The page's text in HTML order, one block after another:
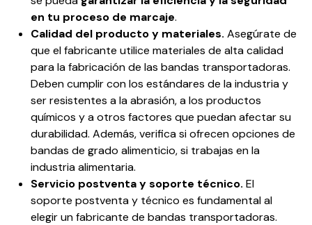
en tu proceso de marcaje.
Calidad del producto y materiales. Asegúrate de
que el fabricante utilice materiales de alta calidad
para la fabricación de las bandas transportadoras.
Deben cumplir con los estándares de la industria y
ser resistentes a la abrasión, a los productos
químicos y a otros factores que puedan afectar su
durabilidad. Además, verifica si ofrecen opciones de
bandas de grado alimenticio, si trabajas en la
industria alimentaria.
Servicio postventa y soporte técnico. El
soporte postventa y técnico es fundamental al
elegir un fabricante de bandas transportadoras.